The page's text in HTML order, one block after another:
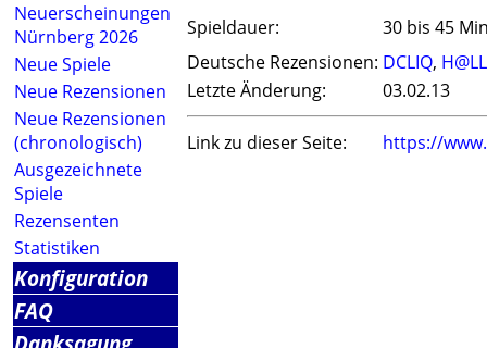
Neuerscheinungen
Nürnberg 2026
Neue Spiele
Neue Rezensionen
Neue Rezensionen
(chronologisch)
Ausgezeichnete
Spiele
Rezensenten
Statistiken
Konfiguration
FAQ
Spieldauer:
30 bis 45
Deutsche Rezensionen: DCLIQ,
Letzte Änderung:
03.02.13
Link zu dieser Seite: https://